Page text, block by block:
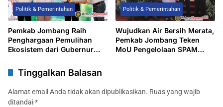
Politik & Pemerintahan
Pemkab Jombang Raih
Penghargaan Pemulihan
Ekosistem dari Gubernur
Politik & Pemerintahan
Wujudkan Air Bersih Merata,
Pemkab Jombang Teken
MoU Pengelolaan SPAM
Tinggalkan Balasan
Alamat email Anda tidak akan dipublikasikan. Ruas yang wajib
ditandai*